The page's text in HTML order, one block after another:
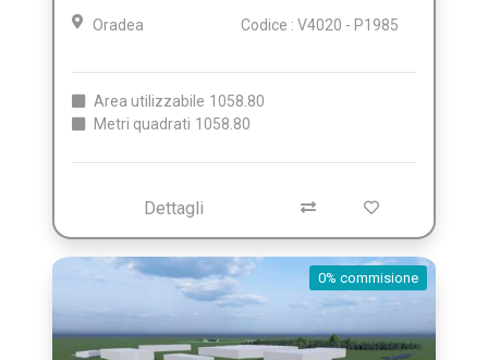
Oradea Codice : V4020 - P1985
Area utilizzabile 1058.80
Metri quadrati 1058.80
Dettagli
0% commisione